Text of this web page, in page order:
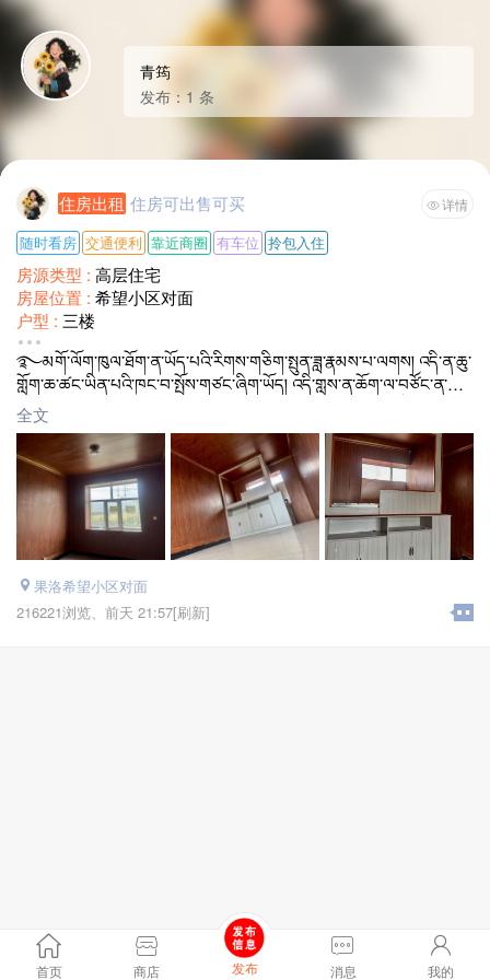
青筠
发布：1 条
住房出租 住房可出售可买 详情
随时看房 交通便利 靠近商圈 有车位 拎包入住
房源类型 : 高层住宅
房屋位置 : 希望小区对面
户型 : 三楼
装修情况 :
租赁方式 :整租
面积 :400
月租金 :
࿐མགོ་ལོག་ཁུལ་ཐོག་ན་ཡོད་པའི་རིགས་གཅིག་སྤུན་ཟླ་རྣམས་པ་ལགས། འདི་ན་ཆུ་
གློག་ཆ་ཚང་ཡིན་པའི་ཁང་བ་སྤོས་གཙང་ཞིག་ཡོད། འདི་གླས་ན་ཆོག་ལ་བཙོང་ན་ཡང་
ཆོག ཁང་བ་ཡོད་སའི་ས་གནས། མདུན་ངོས། ༼希望小区 ༽ ཆུ་ཤོག་ཚོང་ཁང་གི་ཉེ་
འགྲམ་ཡིན། ཁ་པར་ཨང་གྲངས། 13909046819 15583062555
三层住宅 一楼可开店 有停车场
全文
果洛希望小区对面
216221浏览、 前天 21:57[刷新]
首页 商店 发布 消息 我的